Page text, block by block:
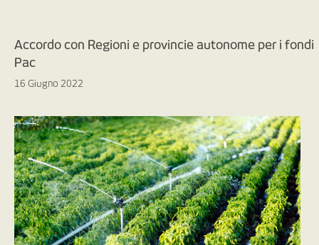
Accordo con Regioni e provincie autonome per i fondi
Pac
16 Giugno 2022